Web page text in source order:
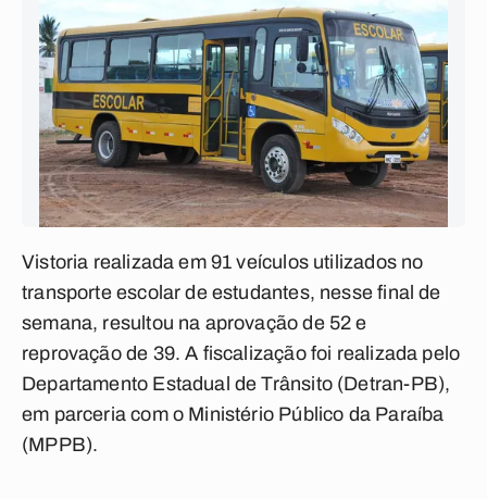
Vistoria realizada em 91 veículos utilizados no
transporte escolar de estudantes, nesse final de
semana, resultou na aprovação de 52 e
reprovação de 39. A fiscalização foi realizada pelo
Departamento Estadual de Trânsito (Detran-PB),
em parceria com o Ministério Público da Paraíba
(MPPB).